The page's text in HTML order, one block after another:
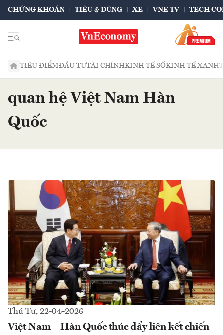
CHỨNG KHOÁN TIÊU & DÙNG XE VNE TV TECH
TIÊU ĐIỂMĐẦU TƯTÀI CHÍNHKINH TẾ SỐKINH TẾ XANH
quan hệ Việt Nam Hàn
Quốc
Thứ Tư, 22-04-2026
Việt Nam – Hàn Quốc thúc đẩy liên kết chiến